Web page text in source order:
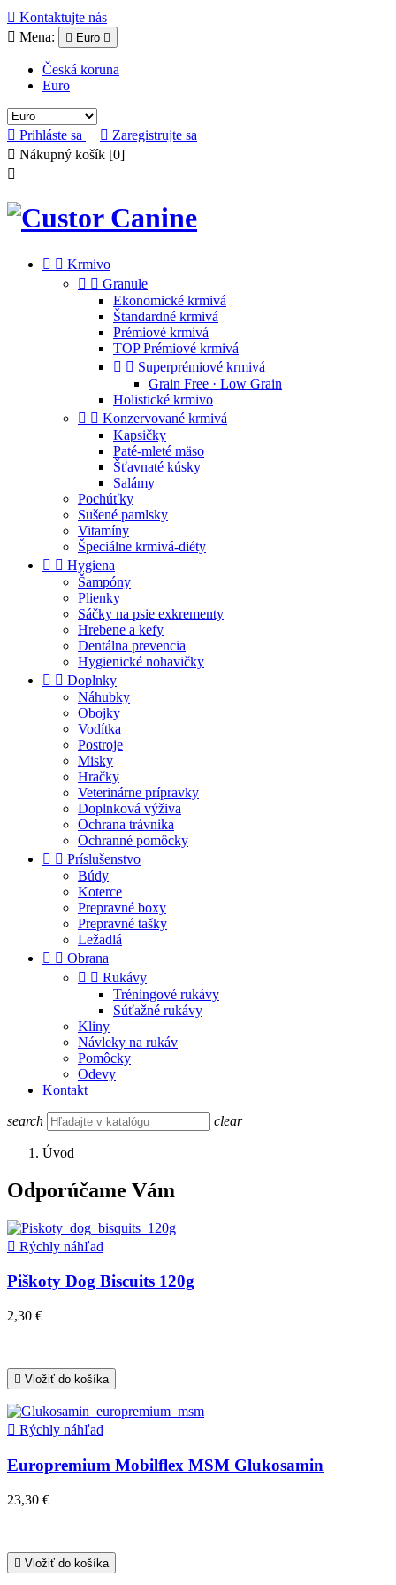
 Kontaktujte nás
 Mena:  Euro 
Česká koruna
Euro
 Prihláste sa  Zaregistrujte sa
 Nákupný košík [0]

  Krmivo
  Granule
Ekonomické krmivá
Štandardné krmivá
Prémiové krmivá
TOP Prémiové krmivá
  Superprémiové krmivá
Grain Free · Low Grain
Holistické krmivo
  Konzervované krmivá
Kapsičky
Paté-mleté mäso
Šťavnaté kúsky
Salámy
Pochúťky
Sušené pamlsky
Vitamíny
Špeciálne krmivá-diéty
  Hygiena
Šampóny
Plienky
Sáčky na psie exkrementy
Hrebene a kefy
Dentálna prevencia
Hygienické nohavičky
  Doplnky
Náhubky
Obojky
Vodítka
Postroje
Misky
Hračky
Veterinárne prípravky
Doplnková výživa
Ochrana trávnika
Ochranné pomôcky
  Príslušenstvo
Búdy
Koterce
Prepravné boxy
Prepravné tašky
Ležadlá
  Obrana
  Rukávy
Tréningové rukávy
Súťažné rukávy
Kliny
Návleky na rukáv
Pomôcky
Odevy
Kontakt
search clear
Úvod
Odporúčame Vám
 Rýchly náhľad
Piškoty Dog Biscuits 120g
2,30 €
 Vložiť do košíka
 Rýchly náhľad
Europremium Mobilflex MSM Glukosamin
23,30 €
 Vložiť do košíka